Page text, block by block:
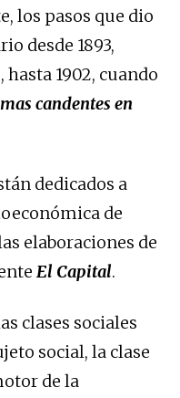
los pasos que dio
desde 1893,
1902, cuando
candentes en
dedicados a
de
elaboraciones de
El Capital.
clases sociales
social, la clase
de la